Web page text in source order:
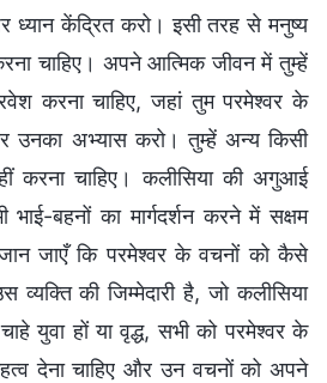
ध्यान केंद्रित करो। इसी तरह से मनुष्य
चाहिए। अपने आत्मिक जीवन में तुम्हें
करना चाहिए, जहां तुम परमेश्वर के
अभ्यास करो। तुम्हें अन्य किसी
करना चाहिए। कलीसिया की अगुआई
बहनों का मार्गदर्शन करने में सक्षम
जान जाएँ कि परमेश्वर के वचनों को कैसे
व्यक्ति की जिम्मेदारी है, जो कलीसिया
युवा हों या वृद्ध, सभी को परमेश्वर के
देना चाहिए और उन वचनों को अपने